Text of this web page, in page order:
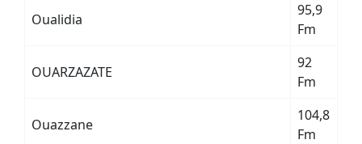
Oualidia
95,9
Fm
OUARZAZATE
92
Fm
Ouazzane
104,8
Fm